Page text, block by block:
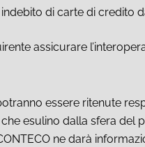
di carte di credito
assicurare
essere ritenute
esulino dalla sfera
ne darà